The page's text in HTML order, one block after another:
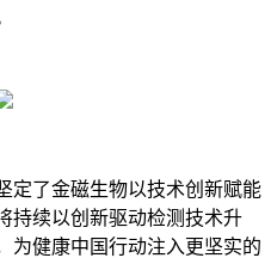
定了金磁生物以技术创新赋能
持续以创新驱动检测技术升
为健康中国行动注入更坚实的